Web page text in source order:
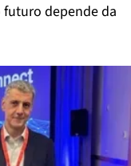
depende da